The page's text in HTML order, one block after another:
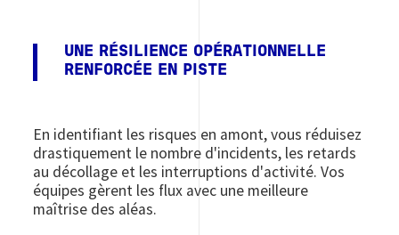
UNE RÉSILIENCE OPÉRATIONNELLE
RENFORCÉE EN PISTE
En identifiant les risques en amont, vous réduisez
drastiquement le nombre d'incidents, les retards
au décollage et les interruptions d'activité. Vos
équipes gèrent les flux avec une meilleure
maîtrise des aléas.